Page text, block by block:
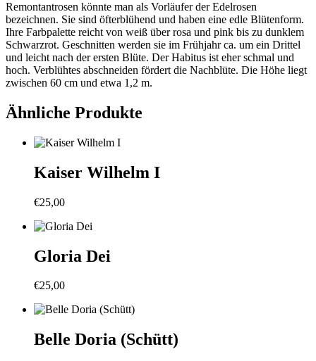
Remontantrosen könnte man als Vorläufer der Edelrosen
bezeichnen. Sie sind öfterblühend und haben eine edle Blütenform.
Ihre Farbpalette reicht von weiß über rosa und pink bis zu dunklem
Schwarzrot. Geschnitten werden sie im Frühjahr ca. um ein Drittel
und leicht nach der ersten Blüte. Der Habitus ist eher schmal und
hoch. Verblühtes abschneiden fördert die Nachblüte. Die Höhe liegt
zwischen 60 cm und etwa 1,2 m.
Ähnliche Produkte
Kaiser Wilhelm I
€25,00
Gloria Dei
€25,00
Belle Doria (Schütt)